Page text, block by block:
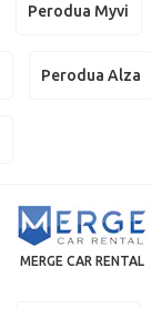
Perodua Myvi
Perodua Alza
MERGE CAR RENTAL